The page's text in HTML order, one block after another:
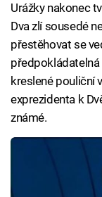
Urážky nakonec
Dva zlí sousedé
přestěhovat se
kreslené pouliční
exprezidenta k
známé.